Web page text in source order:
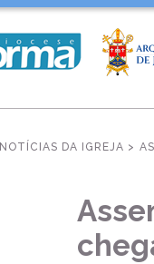
NOTÍCIAS DA IGREJA >